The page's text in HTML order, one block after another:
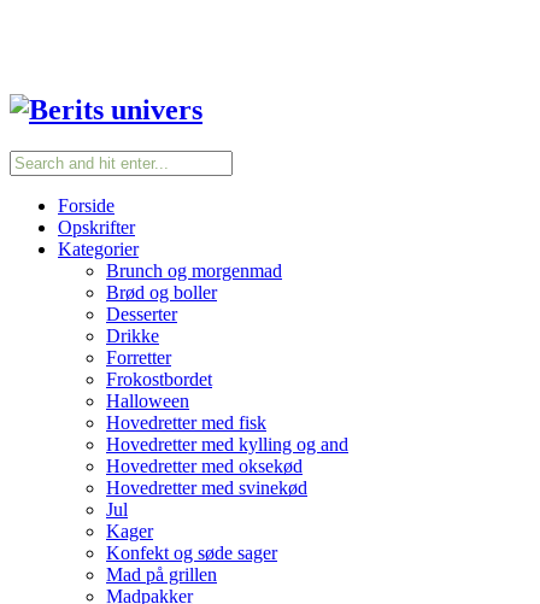
Forside
Opskrifter
Kategorier
Brunch og morgenmad
Brød og boller
Desserter
Drikke
Forretter
Frokostbordet
Halloween
Hovedretter med fisk
Hovedretter med kylling og and
Hovedretter med oksekød
Hovedretter med svinekød
Jul
Kager
Konfekt og søde sager
Mad på grillen
Madpakker